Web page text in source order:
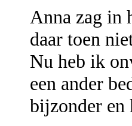
Anna zag in
daar toen
Nu heb ik
een ander
bijzonder en